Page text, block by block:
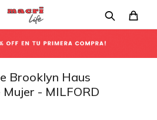
Brooklyn Haus
- MILFORD